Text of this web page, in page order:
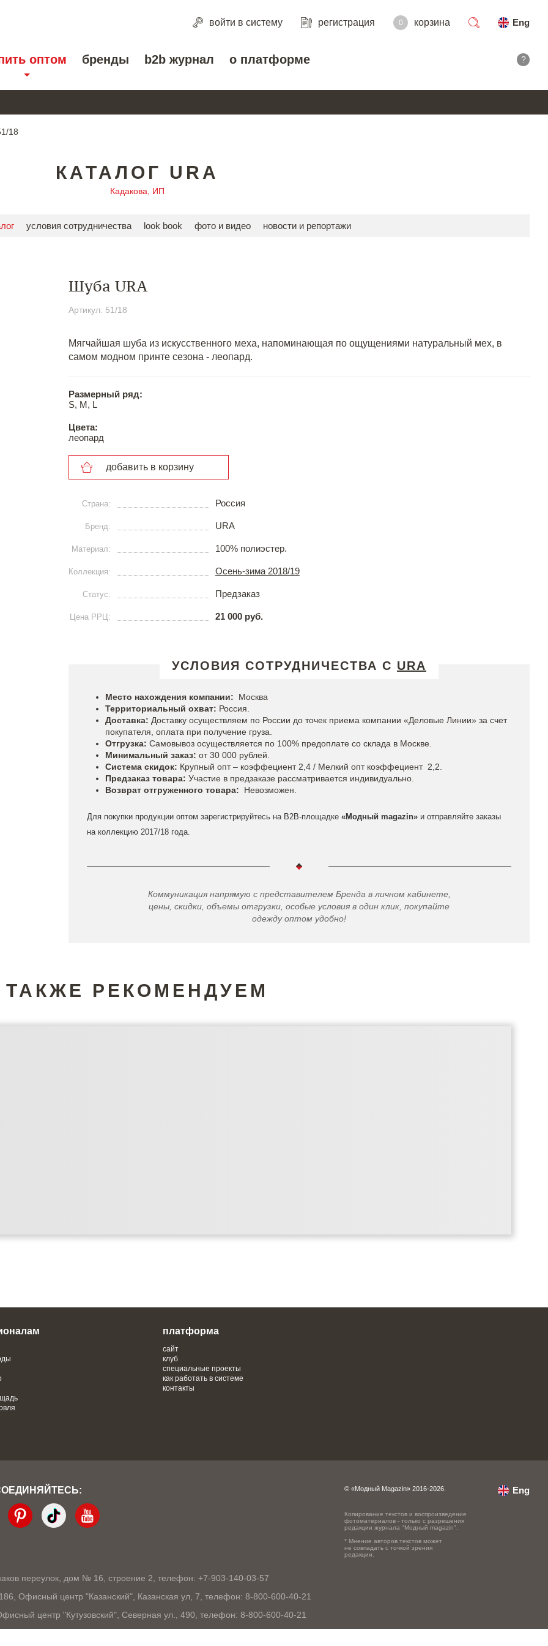
войти в систему регистрация 0 корзина
Eng
оптом бренды b2b журнал о платформе ?
18
КАТАЛОГ URA
Кадакова, ИП
условия сотрудничества look book фото и видео новости и репортажи
Шуба URA
Артикул: 51/18
Мягчайшая шуба из искусственного меха, напоминающая по ощущениями натуральный мех, в
самом модном принте сезона - леопард.
Размерный ряд:
S, M, L
Цвета:
леопард
добавить в корзину
Страна: Россия
Бренд: URA
Материал: 100% полиэстер.
Коллекция: Осень-зима 2018/19
Статус: Предзаказ
Цена РРЦ: 21 000 руб.
УСЛОВИЯ СОТРУДНИЧЕСТВА С URA
Место нахождения компании: Москва
Территориальный охват: Россия.
Доставка: Доставку осуществляем по России до точек приема компании «Деловые Линии» за счет
покупателя, оплата при получение груза.
Отгрузка: Самовывоз осуществляется по 100% предоплате со склада в Москве.
Минимальный заказ: от 30 000 рублей.
Система скидок: Крупный опт – коэффециент 2,4 / Мелкий опт коэффециент 2,2.
Предзаказ товара: Участие в предзаказе рассматривается индивидуально.
Возврат отгруженного товара: Невозможен.
Для покупки продукции оптом зарегистрируйтесь на B2B-площадке «Модный magazin» и отправляйте заказы
на коллекцию 2017/18 года.
Коммуникация напрямую с представителем Бренда в личном кабинете,
цены, скидки, объемы отгрузки, особые условия в один клик, покупайте
одежду оптом удобно!
ТАКЖЕ РЕКОМЕНДУЕМ
платформа
сайт
клуб
специальные проекты
как работать в системе
контакты
переулок, дом № 16, строение 2, телефон: +7-903-140-03-57
Офисный центр "Казанский", Казанская ул, 7, телефон: 8-800-600-40-21
центр "Кутузовский", Северная ул., 490, телефон: 8-800-600-40-21
© «Модный Magazin» 2016-2026.
Копирование текстов и воспроизведение
фотоматериалов - только с разрешения
редакции журнала "Модный magazin".
* Мнение авторов текстов может
не совпадать с точкой зрения
редакции.
Eng